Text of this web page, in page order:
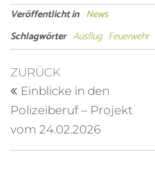
Veröffentlicht in News
Schlagwörter Ausflug Feuerwehr
ZURÜCK
Einblicke in den
Polizeiberuf – Projekt
vom 24.02.2026